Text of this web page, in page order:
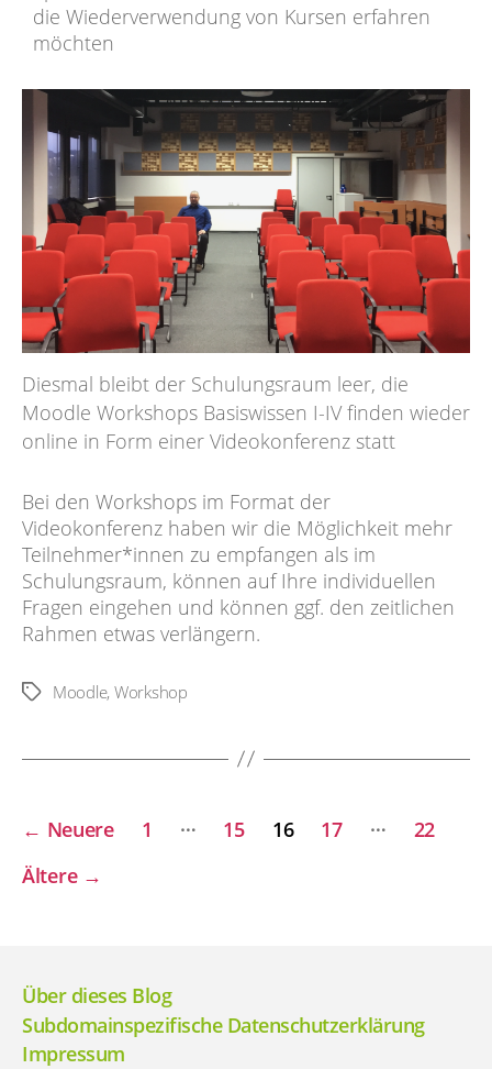
die Wiederverwendung von Kursen erfahren
möchten
Diesmal bleibt der Schulungsraum leer, die
Moodle Workshops Basiswissen I-IV finden wieder
online in Form einer Videokonferenz statt
Bei den Workshops im Format der
Videokonferenz haben wir die Möglichkeit mehr
Teilnehmer*innen zu empfangen als im
Schulungsraum, können auf Ihre individuellen
Fragen eingehen und können ggf. den zeitlichen
Rahmen etwas verlängern.
Schlagwörter
Moodle, Workshop
Seitennummerierung
der
← Neuere 1 … 15 16 17 …
22
Ältere →
Über dieses Blog
Subdomainspezifische Datenschutzerklärung
Impressum